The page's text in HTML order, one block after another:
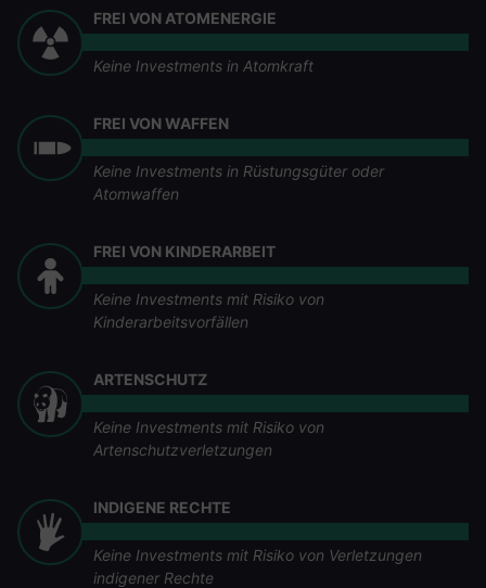
FREI VON ATOMENERGIE
Keine Investments in Atomkraft
FREI VON WAFFEN
Keine Investments in Rüstungsgüter oder
Atomwaffen
FREI VON KINDERARBEIT
Keine Investments mit Risiko von
Kinderarbeitsvorfällen
ARTENSCHUTZ
Keine Investments mit Risiko von
Artenschutzverletzungen
INDIGENE RECHTE
Keine Investments mit Risiko von Verletzungen
indigener Rechte